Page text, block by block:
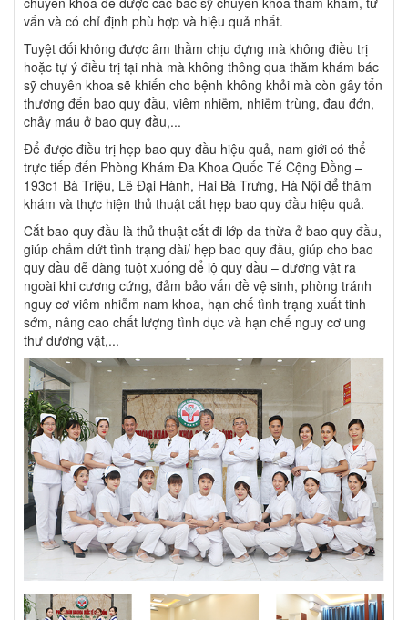
vấn và có chỉ định phù hợp và hiệu quả nhất.
Tuyệt đối không được âm thầm chịu đựng mà không điều trị
hoặc tự ý điều trị tại nhà mà không thông qua thăm khám bác
sỹ chuyên khoa sẽ khiến cho bệnh không khỏi mà còn gây tổn
thương đến bao quy đầu, viêm nhiễm, nhiễm trùng, đau đớn,
chảy máu ở bao quy đầu,...
Để được điều trị hẹp bao quy đầu hiệu quả, nam giới có thể
trực tiếp đến Phòng Khám Đa Khoa Quốc Tế Cộng Đồng –
193c1 Bà Triệu, Lê Đại Hành, Hai Bà Trưng, Hà Nội để thăm
khám và thực hiện thủ thuật cắt hẹp bao quy đầu hiệu quả.
Cắt bao quy đầu là thủ thuật cắt đi lớp da thừa ở bao quy đầu,
giúp chấm dứt tình trạng dài/ hẹp bao quy đầu, giúp cho bao
quy đầu dễ dàng tuột xuống để lộ quy đầu – dương vật ra
ngoài khi cương cứng, đảm bảo vấn đề vệ sinh, phòng tránh
nguy cơ viêm nhiễm nam khoa, hạn chế tình trạng xuất tinh
sớm, nâng cao chất lượng tình dục và hạn chế nguy cơ ung
thư dương vật,...